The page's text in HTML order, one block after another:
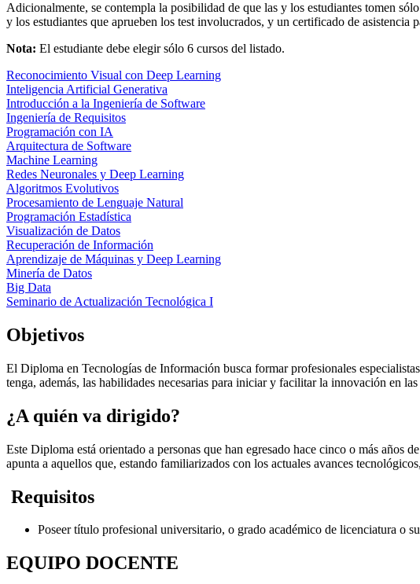
Adicionalmente, se contempla la posibilidad de que las y los estudiantes tomen
y los estudiantes que aprueben los test involucrados, y un certificado de asistencia
Nota: El estudiante debe elegir sólo 6 cursos del listado.
Reconocimiento Visual con Deep Learning
Inteligencia Artificial Generativa
Introducción a la Ingeniería de Software
Ingeniería de Requisitos
Programación con IA
Arquitectura de Software
Machine Learning
Redes Neuronales y Deep Learning
Algoritmos Evolutivos
Procesamiento de Lenguaje Natural
Programación Estadística
Visualización de Datos
Recuperación de Información
Aprendizaje de Máquinas y Deep Learning
Minería de Datos
Big Data
Seminario de Actualización Tecnológica I
Objetivos
El Diploma en Tecnologías de Información busca formar profesionales
tenga, además, las habilidades necesarias para iniciar y facilitar la innovación en
¿A quién va dirigido?
Este Diploma está orientado a personas que han egresado hace cinco o más años
apunta a aquellos que, estando familiarizados con los actuales avances
Requisitos
Poseer título profesional universitario, o grado académico de licenciatura o
EQUIPO DOCENTE